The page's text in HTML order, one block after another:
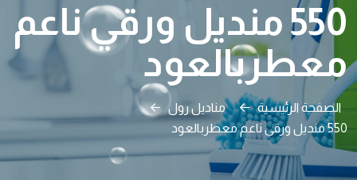
550 منديل ورقي ناعم
معطربالعود
الصفحة الرئيسية
مناديل رول
550 منديل ورقي ناعم معطربالعود